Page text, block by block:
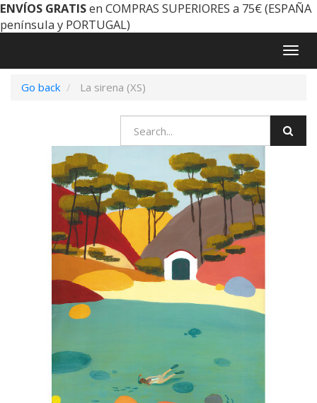
ENVÍOS GRATISen COMPRAS SUPERIORES a 75€ (ESPAÑA
península y PORTUGAL)
Go back
La sirena (XS)